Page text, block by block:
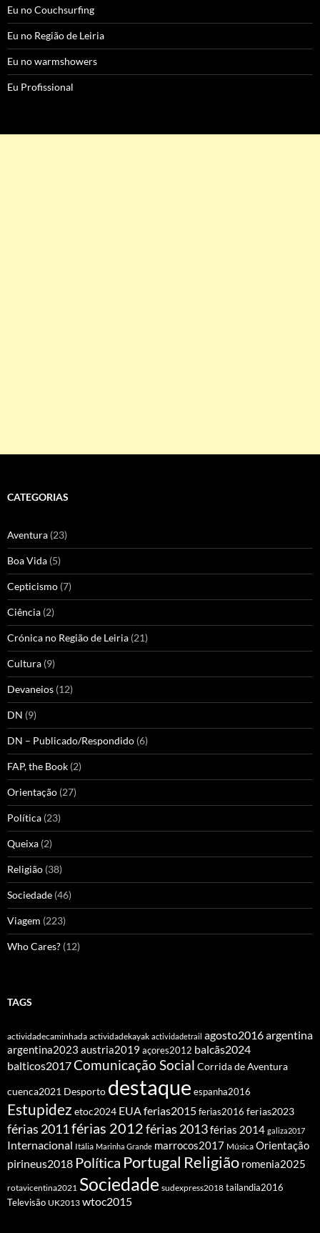
Eu no Couchsurfing
Eu no Região de Leiria
Eu no warmshowers
Eu Profissional
CATEGORIAS
Aventura (23)
Boa Vida (5)
Cepticismo (7)
Ciência (2)
Crónica no Região de Leiria (21)
Cultura (9)
Devaneios (12)
DN (9)
DN – Publicado/Respondido (6)
FAP, the Book (2)
Orientação (27)
Política (23)
Queixa (2)
Religião (38)
Sociedade (46)
Viagem (223)
Who Cares? (12)
TAGS
actividadecaminhada actividadekayak actividadetrail agosto2016argentina
argentina2023 austria2019 açores2012 balcãs2024
balticos2017Comunicação Social Corrida de Aventura
cuenca2021 Desporto destaque espanha2016
Estupidez etoc2024 EUAferias2015ferias2016 ferias2023
férias 2011férias 2012férias 2013férias 2014 galiza2017
Internacional Itália Marinha Grande marrocos2017 Música Orientação
pirineus2018 Política Portugal Religião romenia2025
rotavicentina2021 Sociedade sudexpress2018 tailandia2016
Televisão UK2013 wtoc2015